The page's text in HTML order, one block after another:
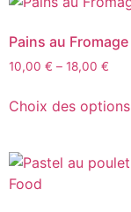
Pains au Fromage
10,00 € – 18,00 €
Choix des options